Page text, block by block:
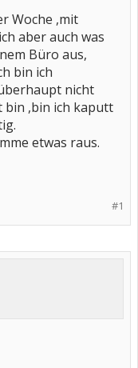
Woche ,mit
aber auch was
Büro aus,
bin ich
nicht
bin ,bin ich kaputt
etwas raus.
#1